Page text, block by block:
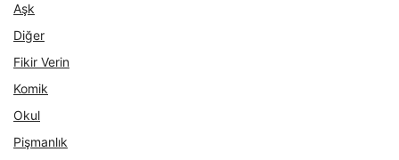
Aşk
Diğer
Fikir Verin
Komik
Okul
Pişmanlık